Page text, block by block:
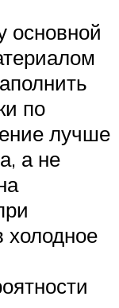
основной
по
лучше
а не
холодное